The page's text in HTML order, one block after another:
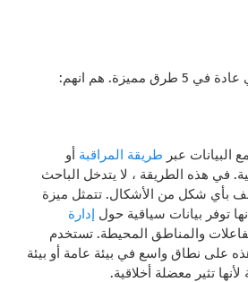
مميزة. هم انهم:
البيانات عبر طريقة المراقبة أو
في هذه الطريقة ، لا يتدخل الباحث
بأي شكل من الأشكال. تتمثل ميزة
توفر بيانات سياقية حول إدارة
والمناطق المحيطة. تستخدم
على نطاق واسع في بيئة عامة أو بيئة
تثير معضلة أخلاقية.